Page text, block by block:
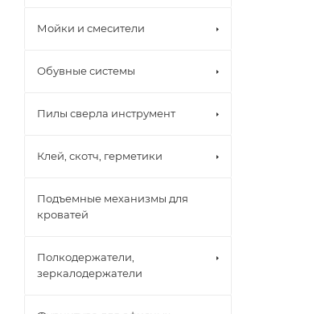
Мойки и смесители
Обувные системы
Пилы сверла инструмент
Клей, скотч, герметики
Подъемные механизмы для
кроватей
Полкодержатели,
зеркалодержатели